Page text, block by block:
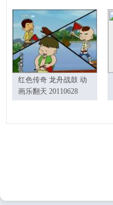
红色传奇 龙舟战鼓 动
画乐翻天 20110628